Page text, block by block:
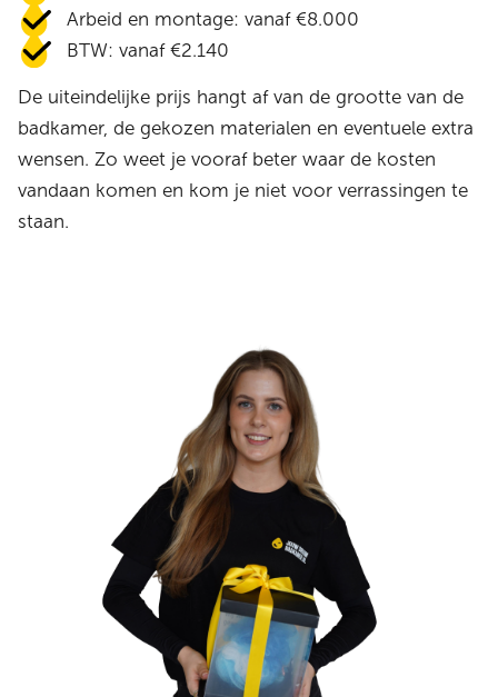
Arbeid en montage: vanaf €8.000
BTW: vanaf €2.140
De uiteindelijke prijs hangt af van de grootte van de
badkamer, de gekozen materialen en eventuele extra
wensen. Zo weet je vooraf beter waar de kosten
vandaan komen en kom je niet voor verrassingen te
staan.